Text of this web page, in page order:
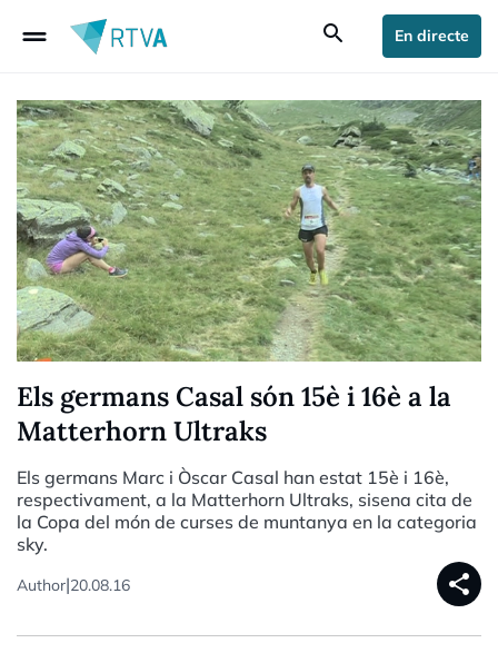
drag_handle search En directe
Els germans Casal són 15è i 16è a la
Matterhorn Ultraks
Els germans Marc i Òscar Casal han estat 15è i 16è,
respectivament, a la Matterhorn Ultraks, sisena cita de
la Copa del món de curses de muntanya en la categoria
sky.
Author|20.08.16 share